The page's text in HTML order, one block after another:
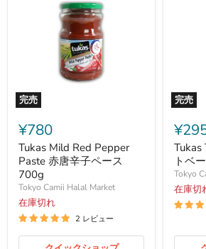
完売
Mild
Red
Pepper
Paste
赤
唐
辛
子
ペ
ー
ス
¥780
Tukas Mild Red Pepper
Paste 赤唐辛子ペース
700g
Tokyo Camii Halal Market
在庫切れ
2 レビュー
完売
Tomato
Paste
ト
マ
ト
ベ
ー
ス
Tukas
トベ
Tokyo
在庫切